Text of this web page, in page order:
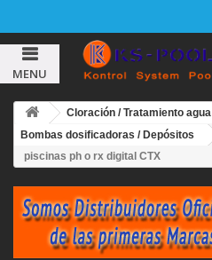
MENU
Cloración / Tratamiento agua
Bombas dosificadoras / Depósitos
piscinas ph o rx digital CTX